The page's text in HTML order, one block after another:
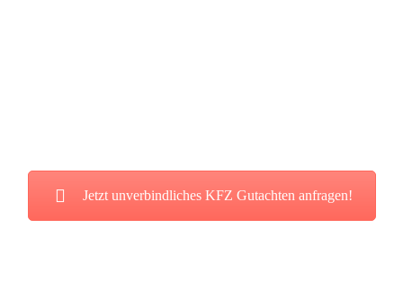
Jetzt unverbindliches KFZ Gutachten anfragen!